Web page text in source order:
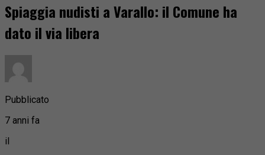
Spiaggia nudisti a Varallo: il Comune ha
dato il via libera
Pubblicato
7 anni fa
il